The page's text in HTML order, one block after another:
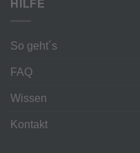
HILFE
So geht´s
FAQ
Wissen
Kontakt